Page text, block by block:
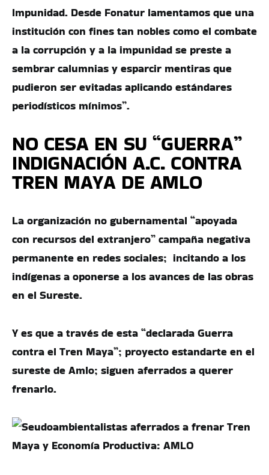
Impunidad. Desde Fonatur lamentamos que una
institución con fines tan nobles como el combate
a la corrupción y a la impunidad se preste a
sembrar calumnias y esparcir mentiras que
pudieron ser evitadas aplicando estándares
periodísticos mínimos”.
NO CESA EN SU “GUERRA”
INDIGNACIÓN A.C. CONTRA
TREN MAYA DE AMLO
La organización no gubernamental “apoyada
con recursos del extranjero” campaña negativa
permanente en redes sociales; incitando a los
indígenas a oponerse a los avances de las obras
en el Sureste.
Y es que a través de esta “declarada Guerra
contra el Tren Maya”; proyecto estandarte en el
sureste de Amlo; siguen aferrados a querer
frenarlo.